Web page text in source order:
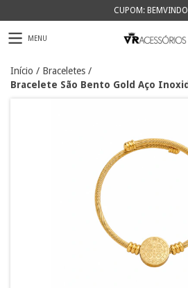
CUPOM:
MENU
Início / Braceletes /
Bracelete São Bento Gold Aço